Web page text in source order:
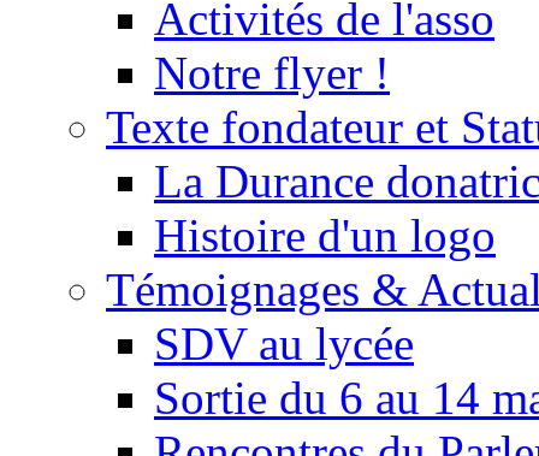
Activités de l'asso
Notre flyer !
Texte fondateur et
La Durance
Histoire d'un logo
Témoignages &
SDV au lycée
Sortie du 6 au 14